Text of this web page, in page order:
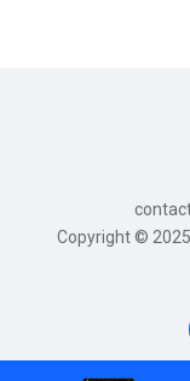
Copyright © 2025